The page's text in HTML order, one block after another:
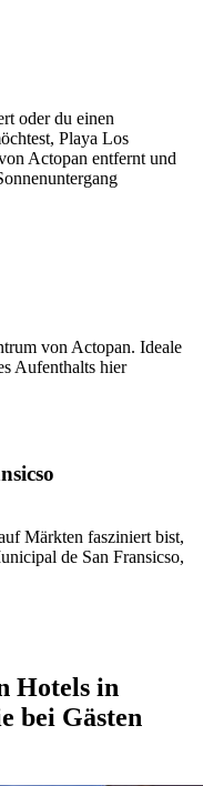
oder du einen
Playa Los
Actopan entfernt und
von Actopan. Ideale
Aufenthalts hier
Märkten fasziniert bist,
de San Fransicso,
Hotels in
bei Gästen